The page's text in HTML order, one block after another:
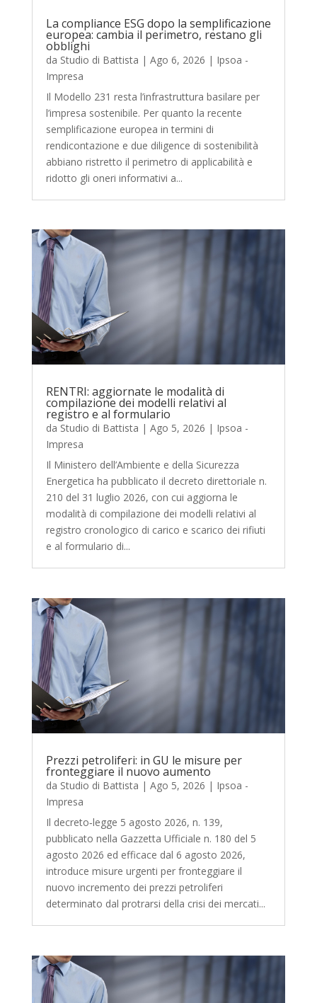
La compliance ESG dopo la semplificazione
europea: cambia il perimetro, restano gli
obblighi
da Studio di Battista | Ago 6, 2026 | Ipsoa -
Impresa
Il Modello 231 resta l’infrastruttura basilare per
l’impresa sostenibile. Per quanto la recente
semplificazione europea in termini di
rendicontazione e due diligence di sostenibilità
abbiano ristretto il perimetro di applicabilità e
ridotto gli oneri informativi a...
RENTRI: aggiornate le modalità di
compilazione dei modelli relativi al
registro e al formulario
da Studio di Battista | Ago 5, 2026 | Ipsoa -
Impresa
Il Ministero dell’Ambiente e della Sicurezza
Energetica ha pubblicato il decreto direttoriale n.
210 del 31 luglio 2026, con cui aggiorna le
modalità di compilazione dei modelli relativi al
registro cronologico di carico e scarico dei rifiuti
e al formulario di...
Prezzi petroliferi: in GU le misure per
fronteggiare il nuovo aumento
da Studio di Battista | Ago 5, 2026 | Ipsoa -
Impresa
Il decreto‑legge 5 agosto 2026, n. 139,
pubblicato nella Gazzetta Ufficiale n. 180 del 5
agosto 2026 ed efficace dal 6 agosto 2026,
introduce misure urgenti per fronteggiare il
nuovo incremento dei prezzi petroliferi
determinato dal protrarsi della crisi dei mercati...